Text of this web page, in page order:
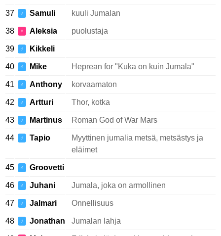
37 ♂ Samuli kuuli Jumalan
38 ♀ Aleksia puolustaja
39 ♂ Kikkeli
40 ♂ Mike Heprean for "Kuka on kuin Jumala"
41 ♂ Anthony korvaamaton
42 ♂ Artturi Thor, kotka
43 ♂ Martinus Roman God of War Mars
44 ♂ Tapio
Myyttinen jumalia metsä, metsästys ja
eläimet
45 ♂ Groovetti
46 ♂ Juhani Jumala, joka on armollinen
47 ♂ Jalmari Onnellisuus
48 ♂ Jonathan Jumalan lahja